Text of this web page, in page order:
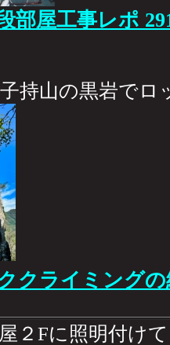
部屋工事レポ
持山の黒岩で
クライミング
２Fに照明付け